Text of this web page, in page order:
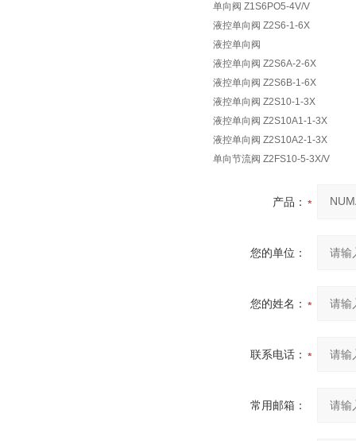
单向阀 Z1S6PO5-4V/V
液控单向阀 Z2S6-1-6X
液控单向阀
液控单向阀 Z2S6A-2-6X
液控单向阀 Z2S6B-1-6X
液控单向阀 Z2S10-1-3X
液控单向阀 Z2S10A1-1-3X
液控单向阀 Z2S10A2-1-3X
单向节流阀 Z2FS10-5-3X/V
产品：
您的单位：
您的姓名：
联系电话：
常用邮箱：